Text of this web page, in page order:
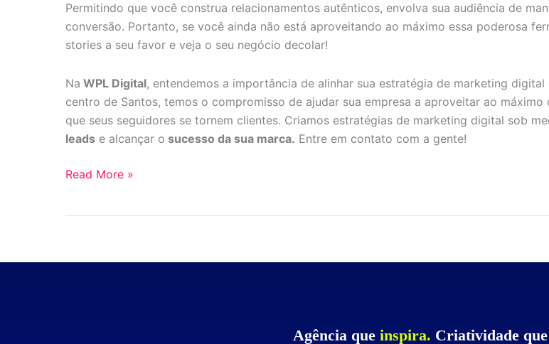
Permitindo que você construa relacionamentos autênticos, envolva sua audiência de
conversão. Portanto, se você ainda não está aproveitando ao máximo essa poderosa
stories a seu favor e veja o seu negócio decolar!
Na WPL Digital, entendemos a importância de alinhar sua estratégia de marketing
centro de Santos, temos o compromisso de ajudar sua empresa a aproveitar ao
que seus seguidores se tornem clientes. Criamos estratégias de marketing digital sob
leads e alcançar o sucesso da sua marca. Entre em contato com a gente!
Read More »
Agência que inspira. Criatividade que